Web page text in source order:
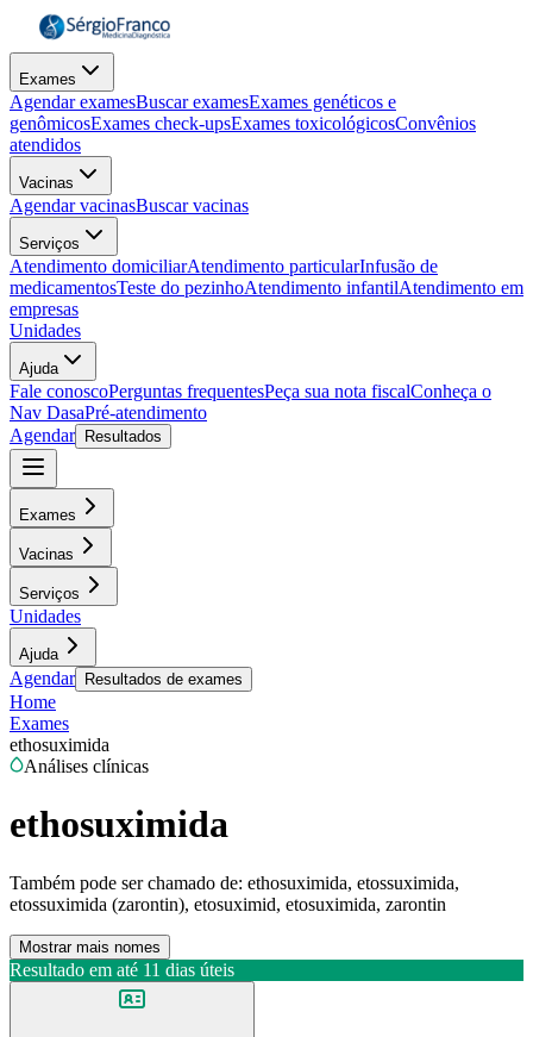
Exames
Agendar examesBuscar examesExames genéticos e
genômicosExames check-upsExames toxicológicosConvênios
atendidos
Vacinas
Agendar vacinasBuscar vacinas
Serviços
Atendimento domiciliarAtendimento particularInfusão de
medicamentosTeste do pezinhoAtendimento infantilAtendimento em
empresas
Unidades
Ajuda
Fale conoscoPerguntas frequentesPeça sua nota fiscalConheça o
Nav DasaPré-atendimento
Agendar
Resultados
Exames
Vacinas
Serviços
Unidades
Ajuda
Agendar Resultados de exames
Home
Exames
ethosuximida
Análises clínicas
ethosuximida
Também pode ser chamado de: ethosuximida, etossuximida,
etossuximida (zarontin), etosuximid, etosuximida, zarontin
Mostrar mais nomes
Resultado em até 11 dias úteis